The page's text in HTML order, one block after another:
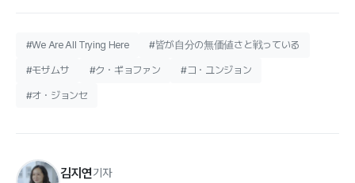
#We Are All Trying Here #皆が自分の無価値さと戦っている
#モザムサ #ク・ギョファン #コ・ユンジョン
#オ・ジョンセ
김지연기자